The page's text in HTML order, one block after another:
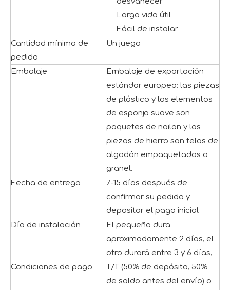
Larga vida útil
Fácil de instalar
Cantidad mínima de
pedido
Un juego
Embalaje
Embalaje de exportación
estándar europeo: las piezas
de plástico y los elementos
de esponja suave son
paquetes de nailon y las
piezas de hierro son telas de
algodón empaquetadas a
granel.
Fecha de entrega
7-15 días después de
confirmar su pedido y
depositar el pago inicial
Día de instalación
El pequeño dura
aproximadamente 2 días, el
otro durará entre 3 y 6 días,
Condiciones de pago
T/T (50% de depósito, 50%
de saldo antes del envío) o